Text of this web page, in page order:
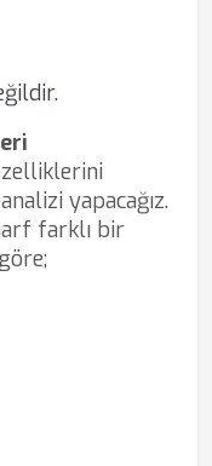
yapacağız.
farklı bir